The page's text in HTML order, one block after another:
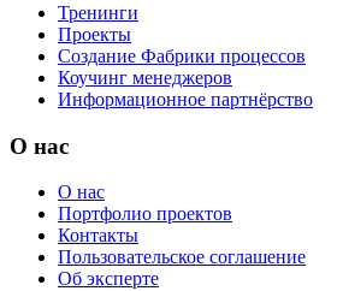
Тренинги
Проекты
Создание Фабрики процессов
Коучинг менеджеров
Информационное партнёрство
О нас
О нас
Портфолио проектов
Контакты
Пользовательское соглашение
Об эксперте